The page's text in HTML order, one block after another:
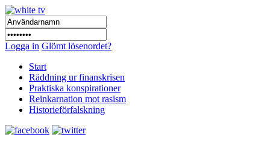
Logga in Glömt lösenordet?
Start
Räddning ur finanskrisen
Praktiska konspirationer
Reinkarnation mot rasism
Historieförfalskning